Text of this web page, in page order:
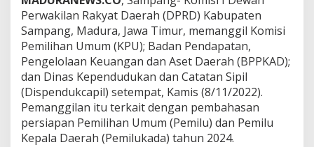
Perwakilan Rakyat Daerah (DPRD) Kabupaten
Sampang, Madura, Jawa Timur, memanggil Komisi
Pemilihan Umum (KPU); Badan Pendapatan,
Pengelolaan Keuangan dan Aset Daerah (BPPKAD);
dan Dinas Kependudukan dan Catatan Sipil
(Dispendukcapil) setempat, Kamis (8/11/2022).
Pemanggilan itu terkait dengan pembahasan
persiapan Pemilihan Umum (Pemilu) dan Pemilu
Kepala Daerah (Pemilukada) tahun 2024.